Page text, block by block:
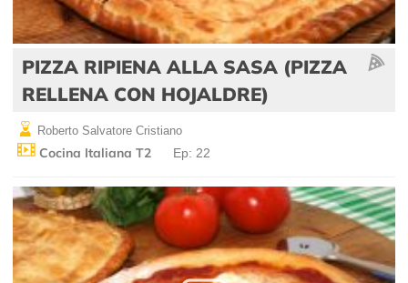
PIZZA RIPIENA ALLA SASA (PIZZA
RELLENA CON HOJALDRE)
Roberto Salvatore Cristiano
Cocina Italiana T2 Ep: 22